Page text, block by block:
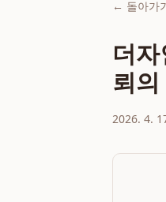
← 돌아가
더
뢰
2026. 4.